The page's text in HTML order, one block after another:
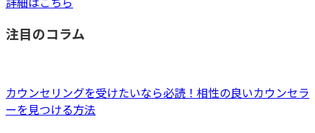
注目のコラム
カウンセリングを受けたいなら必読！相性の良いカウンセラ
ーを見つける方法